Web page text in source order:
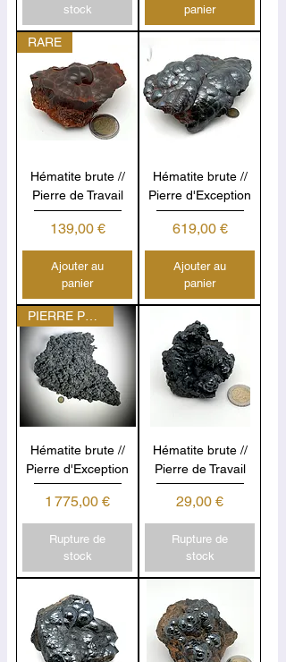
stock
panier
RARE
Hématite brute //
Pierre de Travail
Prix
139,00 €
Ajouter au
panier
Hématite brute //
Pierre d'Exception
Prix
619,00 €
Ajouter au
panier
Hématite brute //
Pierre d'Exception
Prix
1 775,00 €
Rupture de
stock
Hématite brute //
Pierre de Travail
Prix
29,00 €
Rupture de
stock